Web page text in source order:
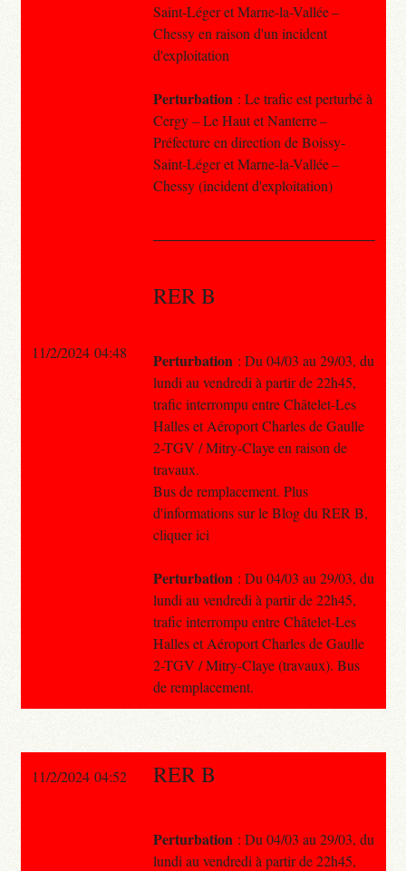
Saint-Léger et Marne-la-Vallée –
Chessy en raison d'un incident
d'exploitation
Perturbation : Le trafic est perturbé à
Cergy – Le Haut et Nanterre –
Préfecture en direction de Boissy-
Saint-Léger et Marne-la-Vallée –
Chessy (incident d'exploitation)
RER B
Perturbation : Du 04/03 au 29/03, du
lundi au vendredi à partir de 22h45,
trafic interrompu entre Châtelet-Les
Halles et Aéroport Charles de Gaulle
2-TGV / Mitry-Claye en raison de
travaux.
Bus de remplacement. Plus
d'informations sur le Blog du RER B,
cliquer ici
Perturbation : Du 04/03 au 29/03, du
lundi au vendredi à partir de 22h45,
trafic interrompu entre Châtelet-Les
Halles et Aéroport Charles de Gaulle
2-TGV / Mitry-Claye (travaux). Bus
de remplacement.
11/2/2024 04:48
11/2/2024 04:52 RER B
Perturbation : Du 04/03 au 29/03, du
lundi au vendredi à partir de 22h45,